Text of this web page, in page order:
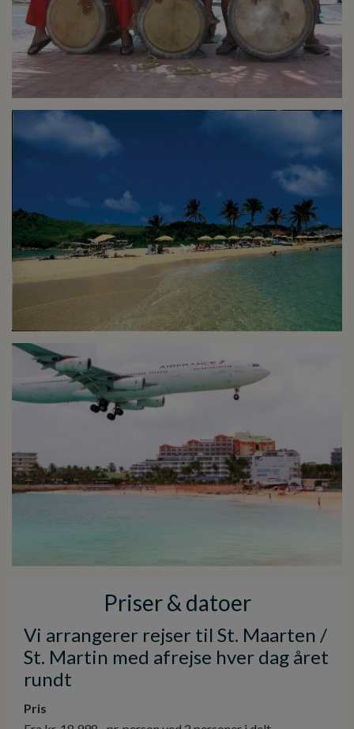
Priser & datoer
Vi arrangerer rejser til St. Maarten /
St. Martin med afrejse hver dag året
rundt
Pris